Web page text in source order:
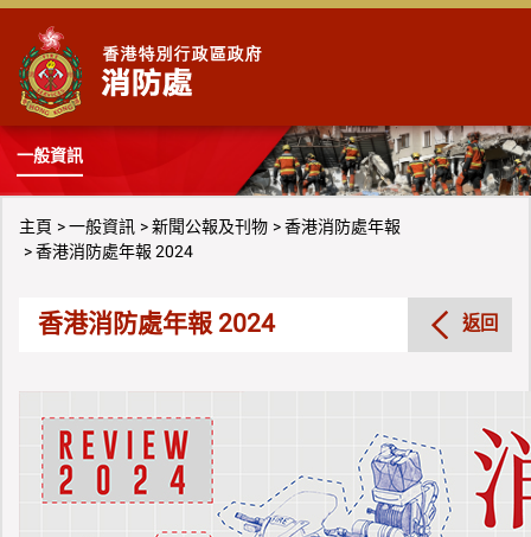
跳到內容
一般資訊
主頁 一般資訊 新聞公報及刊物
香港消防處年報
香港消防處年報 2024
香港消防處年報 2024 返回